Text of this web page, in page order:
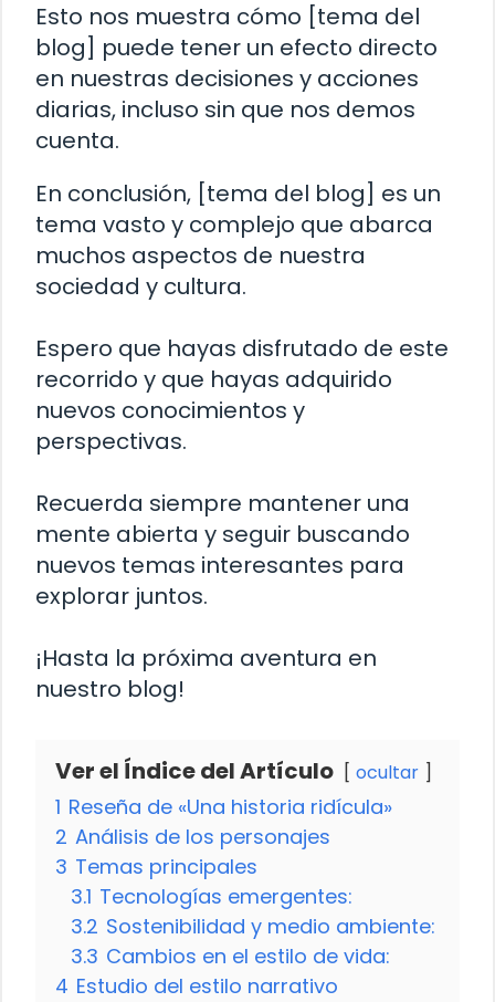
Esto nos muestra cómo [tema del
blog] puede tener un efecto directo
en nuestras decisiones y acciones
diarias, incluso sin que nos demos
cuenta.
En conclusión, [tema del blog] es un
tema vasto y complejo que abarca
muchos aspectos de nuestra
sociedad y cultura.
Espero que hayas disfrutado de este
recorrido y que hayas adquirido
nuevos conocimientos y
perspectivas.
Recuerda siempre mantener una
mente abierta y seguir buscando
nuevos temas interesantes para
explorar juntos.
¡Hasta la próxima aventura en
nuestro blog!
Ver el Índice del Artículo ocultar
1 Reseña de «Una historia ridícula»
2 Análisis de los personajes
3 Temas principales
3.1 Tecnologías emergentes:
3.2 Sostenibilidad y medio ambiente:
3.3 Cambios en el estilo de vida:
4 Estudio del estilo narrativo